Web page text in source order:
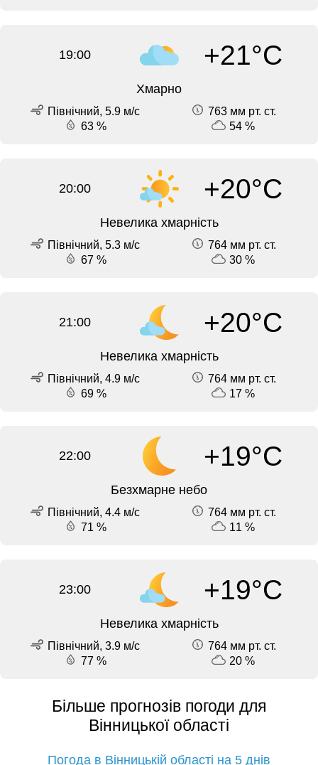
19:00 +21°C
Хмарно
Північний, 5.9 м/с
763 мм рт. ст.
63 %
54 %
20:00 +20°C
Невелика хмарність
Північний, 5.3 м/с
764 мм рт. ст.
67 %
30 %
21:00 +20°C
Невелика хмарність
Північний, 4.9 м/с
764 мм рт. ст.
69 %
17 %
22:00 +19°C
Безхмарне небо
Північний, 4.4 м/с
764 мм рт. ст.
71 %
11 %
23:00 +19°C
Невелика хмарність
Північний, 3.9 м/с
764 мм рт. ст.
77 %
20 %
Більше прогнозів погоди для
Вінницької області
Погода в Вінницькій області на 5 днів